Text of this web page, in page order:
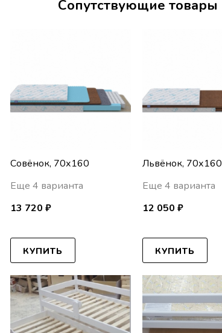
Сопутствующие товары
Совёнок, 70х160
Еще 4 варианта
13 720 ₽
КУПИТЬ
Львёнок, 70х160
Еще 4 варианта
12 050 ₽
КУПИТЬ